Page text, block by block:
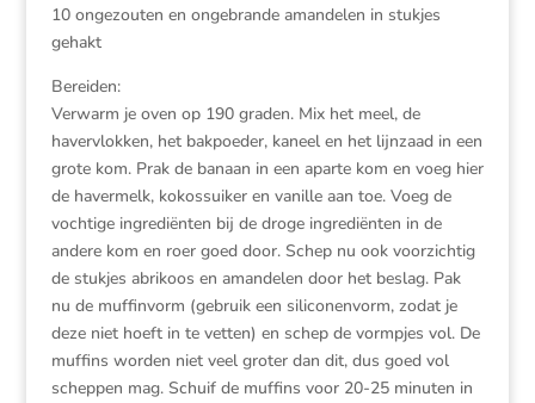
10 ongezouten en ongebrande amandelen in stukjes
gehakt
Bereiden:
Verwarm je oven op 190 graden. Mix het meel, de
havervlokken, het bakpoeder, kaneel en het lijnzaad in een
grote kom. Prak de banaan in een aparte kom en voeg hier
de havermelk, kokossuiker en vanille aan toe. Voeg de
vochtige ingrediënten bij de droge ingrediënten in de
andere kom en roer goed door. Schep nu ook voorzichtig
de stukjes abrikoos en amandelen door het beslag. Pak
nu de muffinvorm (gebruik een siliconenvorm, zodat je
deze niet hoeft in te vetten) en schep de vormpjes vol. De
muffins worden niet veel groter dan dit, dus goed vol
scheppen mag. Schuif de muffins voor 20-25 minuten in